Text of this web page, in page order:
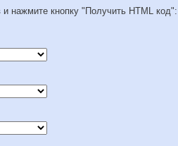
нажмите кнопку "Получить HTML код":